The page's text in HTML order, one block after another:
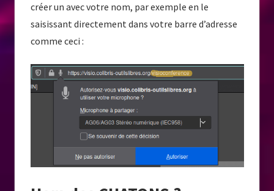
créer un avec votre nom, par exemple en le
saisissant directement dans votre barre d’adresse
comme ceci :